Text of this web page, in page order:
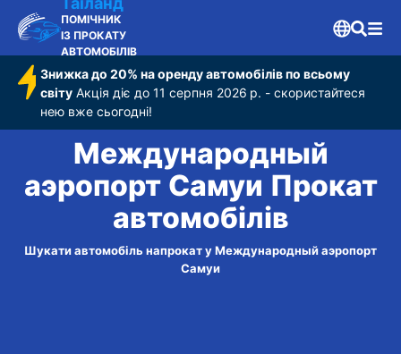
ПОМІЧНИК
ІЗ ПРОКАТУ
АВТОМОБІЛІВ
Знижка до 20% на оренду автомобілів по всьому
світу Акція діє до 11 серпня 2026 р. - скористайтеся
нею вже сьогодні!
Международный
аэропорт Самуи Прокат
автомобілів
Шукати автомобіль напрокат у Международный аэропорт
Самуи